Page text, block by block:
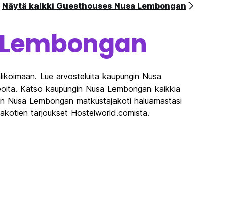
Näytä kaikki Guesthouses Nusa Lembongan
Lue arvosteluita kaupungin Nusa
Katso kaupungin Nusa Lembongan kaikkia
Nusa Lembongan matkustajakoti haluamastasi
tarjoukset Hostelworld.comista.